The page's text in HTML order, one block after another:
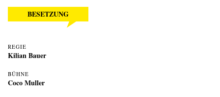
BESETZUNG
REGIE
Kilian Bauer
BÜHNE
Coco Muller